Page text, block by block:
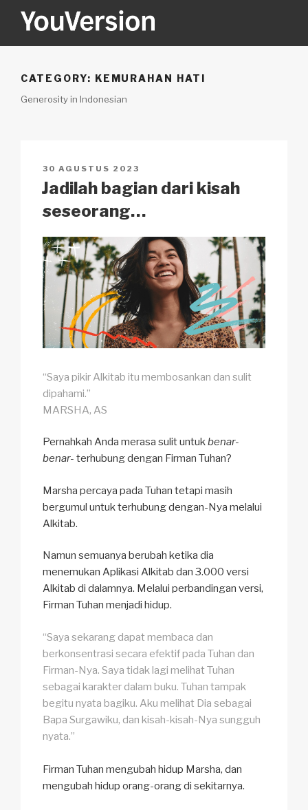
YOUVERSION
CATEGORY: KEMURAHAN HATI
Generosity in Indonesian
POSTED
ON
30 AGUSTUS 2023
Jadilah bagian dari kisah
seseorang…
“Saya pikir Alkitab itu membosankan dan sulit
dipahami.”
MARSHA, AS
Pernahkah Anda merasa sulit untukbenar-
benar- terhubung dengan Firman Tuhan?
Marsha percaya pada Tuhan tetapi masih
bergumul untuk terhubung dengan-Nya melalui
Alkitab.
Namun semuanya berubah ketika dia
menemukan Aplikasi Alkitab dan 3.000 versi
Alkitab di dalamnya. Melalui perbandingan versi,
Firman Tuhan menjadi hidup.
“Saya sekarang dapat membaca dan
berkonsentrasi secara efektif pada Tuhan dan
Firman-Nya. Saya tidak lagi melihat Tuhan
sebagai karakter dalam buku. Tuhan tampak
begitu nyata bagiku. Aku melihat Dia sebagai
Bapa Surgawiku, dan kisah-kisah-Nya sungguh
nyata.”
Firman Tuhan mengubah hidup Marsha, dan
mengubah hidup orang-orang di sekitarnya.